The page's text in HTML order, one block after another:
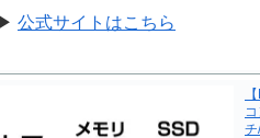
▶ 公式サイトはこちら